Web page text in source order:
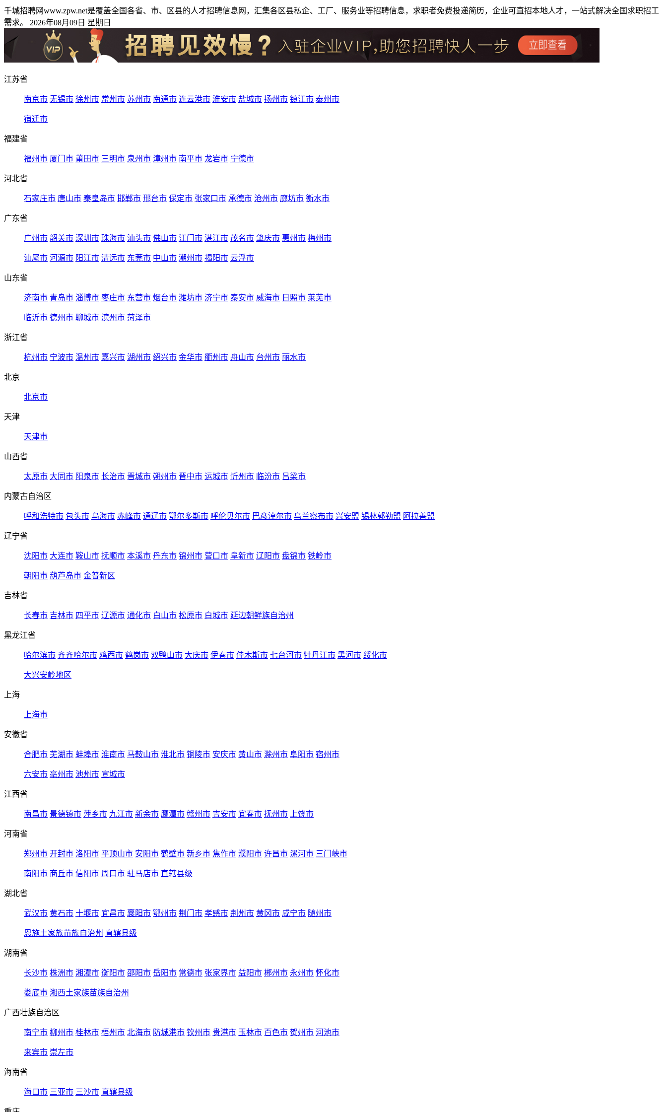
千城招聘网www.zpw.net是覆盖全国各省、市、区县的人才招聘信息网，汇集各区县私企、工厂、服务业等招聘信息，求职者免费投递简历，企业可直招本地人才，一站式解决全国求职招工
需求。 2026年08月09日 星期日
江苏省
南京市 无锡市 徐州市 常州市 苏州市 南通市 连云港市 淮安市 盐城市 扬州市 镇江市 泰州市
宿迁市
福建省
福州市 厦门市 莆田市 三明市 泉州市 漳州市 南平市 龙岩市 宁德市
河北省
石家庄市 唐山市 秦皇岛市 邯郸市 邢台市 保定市 张家口市 承德市 沧州市 廊坊市 衡水市
广东省
广州市 韶关市 深圳市 珠海市 汕头市 佛山市 江门市 湛江市 茂名市 肇庆市 惠州市 梅州市
汕尾市 河源市 阳江市 清远市 东莞市 中山市 潮州市 揭阳市 云浮市
山东省
济南市 青岛市 淄博市 枣庄市 东营市 烟台市 潍坊市 济宁市 泰安市 威海市 日照市 莱芜市
临沂市 德州市 聊城市 滨州市 菏泽市
浙江省
杭州市 宁波市 温州市 嘉兴市 湖州市 绍兴市 金华市 衢州市 舟山市 台州市 丽水市
北京
北京市
天津
天津市
山西省
太原市 大同市 阳泉市 长治市 晋城市 朔州市 晋中市 运城市 忻州市 临汾市 吕梁市
内蒙古自治区
呼和浩特市 包头市 乌海市 赤峰市 通辽市 鄂尔多斯市 呼伦贝尔市 巴彦淖尔市 乌兰察布市 兴安盟 锡林郭勒盟 阿拉善盟
辽宁省
沈阳市 大连市 鞍山市 抚顺市 本溪市 丹东市 锦州市 营口市 阜新市 辽阳市 盘锦市 铁岭市
朝阳市 葫芦岛市 金普新区
吉林省
长春市 吉林市 四平市 辽源市 通化市 白山市 松原市 白城市 延边朝鲜族自治州
黑龙江省
哈尔滨市 齐齐哈尔市 鸡西市 鹤岗市 双鸭山市 大庆市 伊春市 佳木斯市 七台河市 牡丹江市 黑河市 绥化市
大兴安岭地区
上海
上海市
安徽省
合肥市 芜湖市 蚌埠市 淮南市 马鞍山市 淮北市 铜陵市 安庆市 黄山市 滁州市 阜阳市 宿州市
六安市 亳州市 池州市 宣城市
江西省
南昌市 景德镇市 萍乡市 九江市 新余市 鹰潭市 赣州市 吉安市 宜春市 抚州市 上饶市
河南省
郑州市 开封市 洛阳市 平顶山市 安阳市 鹤壁市 新乡市 焦作市 濮阳市 许昌市 漯河市 三门峡市
南阳市 商丘市 信阳市 周口市 驻马店市 直辖县级
湖北省
武汉市 黄石市 十堰市 宜昌市 襄阳市 鄂州市 荆门市 孝感市 荆州市 黄冈市 咸宁市 随州市
恩施土家族苗族自治州 直辖县级
湖南省
长沙市 株洲市 湘潭市 衡阳市 邵阳市 岳阳市 常德市 张家界市 益阳市 郴州市 永州市 怀化市
娄底市 湘西土家族苗族自治州
广西壮族自治区
南宁市 柳州市 桂林市 梧州市 北海市 防城港市 钦州市 贵港市 玉林市 百色市 贺州市 河池市
来宾市 崇左市
海南省
海口市 三亚市 三沙市 直辖县级